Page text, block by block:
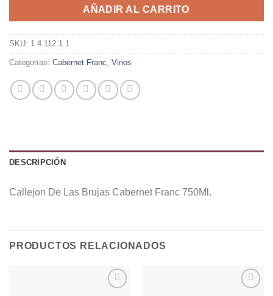
AÑADIR AL CARRITO
SKU: 1.4.112.1.1
Categorías: Cabernet Franc Vinos
DESCRIPCIÓN
Callejon De Las Brujas Cabernet Franc 750Ml.
PRODUCTOS RELACIONADOS